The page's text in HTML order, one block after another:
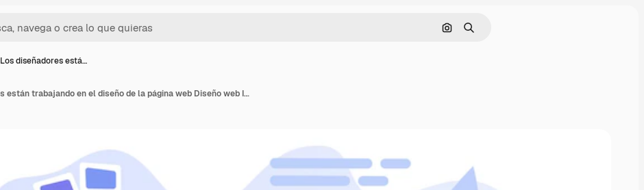
Buscar por imagen
Buscar
Los diseñadores está…
Los diseñadores están trabajando en el diseño de la página web Diseño web Interfaz de usuario y organización de contenido de Experiencia de usuario